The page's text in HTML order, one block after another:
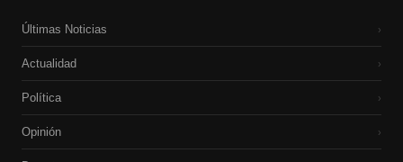
Últimas Noticias ›
Actualidad ›
Política ›
Opinión ›